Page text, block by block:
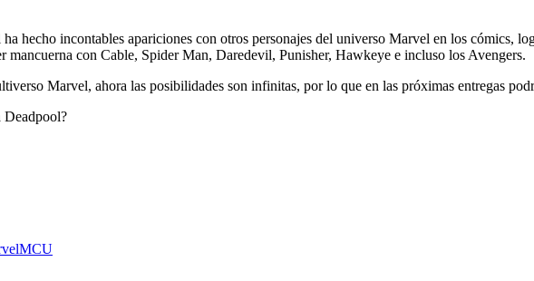
hecho incontables apariciones con otros personajes del universo Marvel en los cómics,
mancuerna con Cable, Spider Man, Daredevil, Punisher, Hawkeye e incluso los Avengers.
Marvel, ahora las posibilidades son infinitas, por lo que en las próximas entregas
Deadpool?
MCU